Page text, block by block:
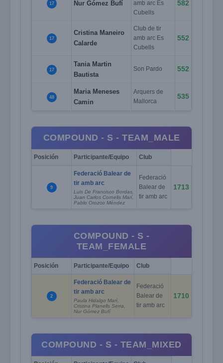
17 Nur Gómez Bufí
amb arc Es
Cubells
582
17
Cristina Maneiro
Calarde
Club de tir
amb arc Es
Cubells
552
17
Tania Martin
Bautista
Son Pardo 552
48
Maria Meneses
Camin
Arquers de
Mallorca
535
COMPOUND - S - TEAM_MALE
Posición Participante/Equipo Club
9
Federació Balear de
tir amb arc
Luis De Francisco Bordas,
Juan Carlos Cornelis Marí,
Pablo Orozco Méndez
Federació
Balear de
tir amb arc
1713
COMPOUND - S -
TEAM_FEMALE
Posición Participante/Equipo Club
2
Federació Balear de
tir amb arc
Paula Hidalgo Marí,
Cristina Planells Serra,
Nur Gómez Bufí
Federació
Balear de
tir amb arc
1710
COMPOUND - S - TEAM_MIXED